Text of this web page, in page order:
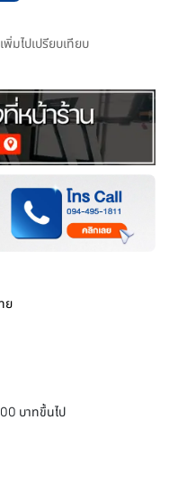
เพิ่มไปเปรียบเทียบ
ย
บาทขึ้นไป